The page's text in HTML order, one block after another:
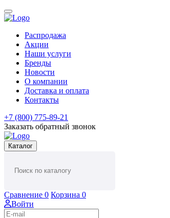
Распродажа
Акции
Наши услуги
Бренды
Новости
О компании
Доставка и оплата
Контакты
+7 (800) 775-89-21
Заказать обратный звонок
Каталог
Сравнение 0 Корзина 0
Войти